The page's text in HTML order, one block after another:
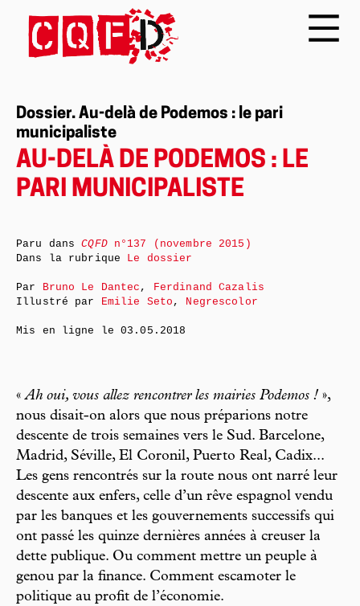
Dossier. Au-delà de Podemos : le pari
municipaliste
AU-DELÀ DE PODEMOS : LE
PARI MUNICIPALISTE
«Ah oui, vous allez rencontrer les mairies Podemos ! »,
nous disait-on alors que nous préparions notre
descente de trois semaines vers le Sud. Barcelone,
Madrid, Séville, El Coronil, Puerto Real, Cadix...
Les gens rencontrés sur la route nous ont narré leur
descente aux enfers, celle d’un rêve espagnol vendu
par les banques et les gouvernements successifs qui
ont passé les quinze dernières années à creuser la
dette publique. Ou comment mettre un peuple à
genou par la finance. Comment escamoter le
politique au profit de l’économie.
Paru dansCQFDn°137 (novembre 2015)
Dans la rubrique Le dossier
Par Bruno Le Dantec , Ferdinand Cazalis
Illustré par Emilie Seto , Negrescolor
Mis en ligne le03.05.2018